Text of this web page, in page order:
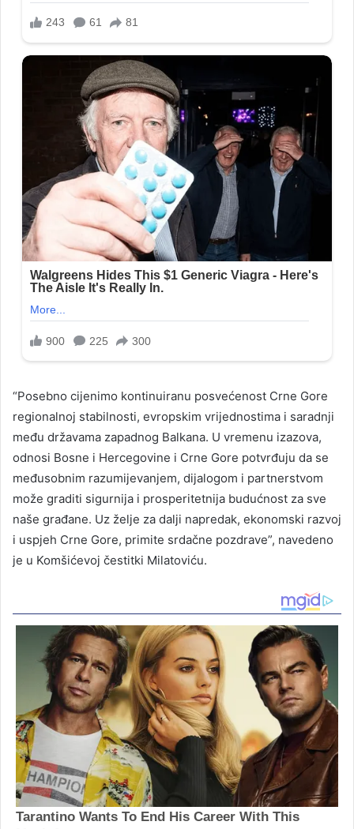
“Posebno cijenimo kontinuiranu posvećenost Crne Gore
regionalnoj stabilnosti, evropskim vrijednostima i saradnji
među državama zapadnog Balkana. U vremenu izazova,
odnosi Bosne i Hercegovine i Crne Gore potvrđuju da se
međusobnim razumijevanjem, dijalogom i partnerstvom
može graditi sigurnija i prosperitetnija budućnost za sve
naše građane. Uz želje za dalji napredak, ekonomski razvoj
i uspjeh Crne Gore, primite srdačne pozdrave”, navedeno
je u Komšićevoj čestitki Milatoviću.